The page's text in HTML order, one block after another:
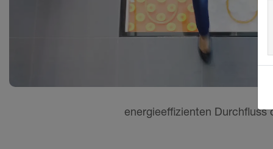
energieeffizienten Durchfluss